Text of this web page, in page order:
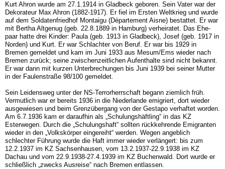
Kurt Ahron wurde am 27.1.1914 in Gladbeck geboren. Sein Vater war der
Dekorateur Max Ahron (1882-1917). Er fiel im Ersten Weltkrieg und wurde
auf dem Soldatenfriedhof Montaigu (Département Aisne) bestattet. Er war
mit Bertha Altgenug (geb. 22.8.1889 in Hamburg) verheiratet. Das Ehe­
paar hatte drei Kinder: Paula (geb. 1913 in Gladbeck), Josef (geb. 1917 in
Norden) und Kurt. Er war Schlachter von Be­ruf. Er war bis 1929 in
Bremen gemeldet und kam im Juni 1933 aus Mesum/Ems wieder nach
Bremen zurück; seine zwischenzeitlichen Aufenthalte sind nicht bekannt.
Er war dann mit kurzen Unterbrechungen bis Juni 1939 bei seiner Mutter
in der Faulenstraße 98/100 gemeldet.
Sein Leidensweg unter der NS-Terrorherrschaft begann ziemlich früh.
Vermutlich war er bereits 1936 in die Nie­derlande emigriert, dort wieder
ausgewiesen und beim Grenzübergang von der Gestapo verhaftet worden.
Am 6.7.1936 kam er daraufhin als „Schulungshäftling“ in das KZ
Esterwegen. Durch die „Schulungshaft“ sollten rückkehren­de Emigranten
wieder in den „Volkskörper eingereiht“ wer­den. Wegen angeblich
schlechter Führung wurde die Haft immer wieder verlängert: bis zum
12.2.1937 im KZ Sachsen­hausen, vom 13.2.1937-22.9.1938 im KZ
Dachau und vom 22.9.1938-27.4.1939 im KZ Buchenwald. Dort wurde er
schließlich „zwecks Ausreise“ nach Bremen entlassen.